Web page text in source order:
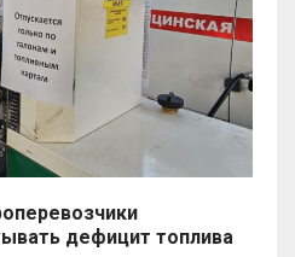
дефицит топлива